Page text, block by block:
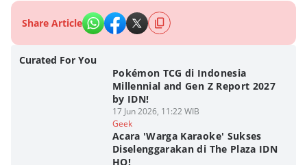
Share Article
Curated For You
Pokémon TCG di Indonesia
Millennial and Gen Z Report 2027
by IDN!
17 Jun 2026, 11:22 WIB
Geek
Acara 'Warga Karaoke' Sukses
Diselenggarakan di The Plaza IDN
HQ!